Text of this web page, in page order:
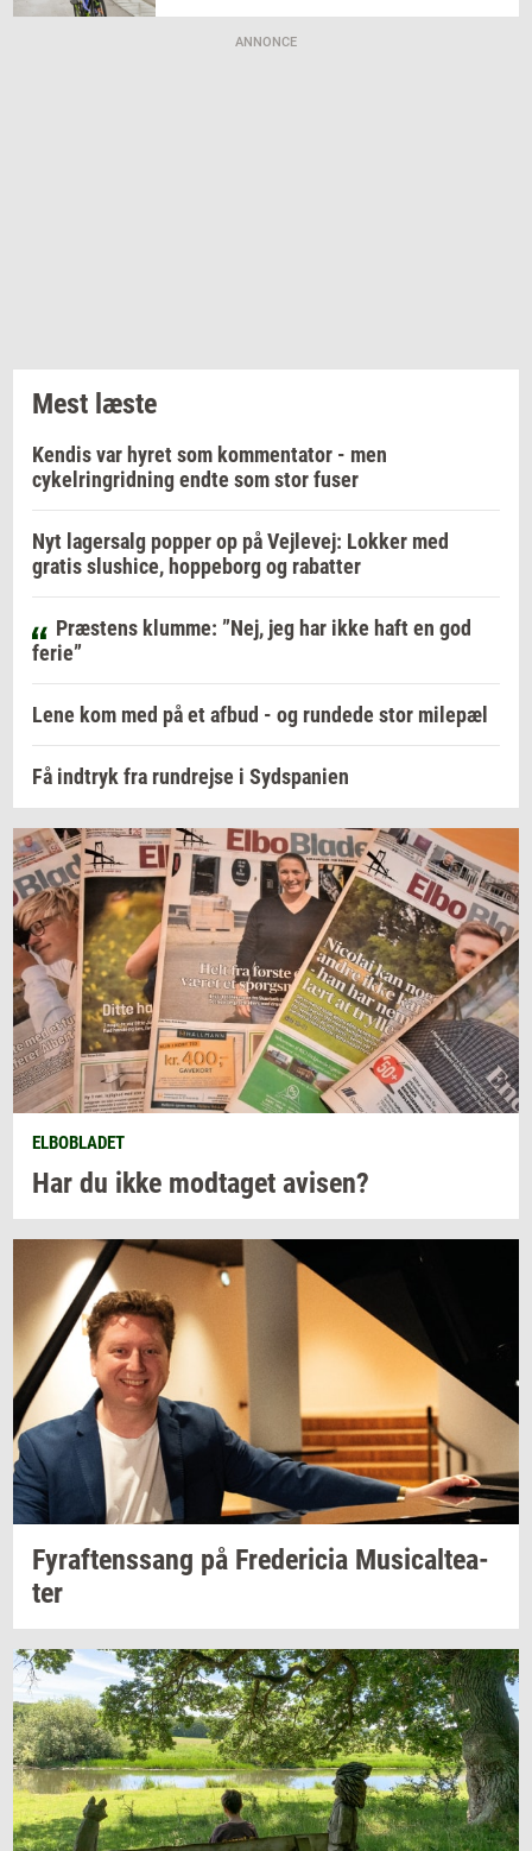
ANNONCE
Mest læste
Kendis var hyret som kommentator - men
cykelringridning endte som stor fuser
Nyt lagersalg popper op på Vejlevej: Lokker med
gratis slushice, hoppeborg og rabatter
Præstens klumme: ”Nej, jeg har ikke haft en god
ferie”
Lene kom med på et afbud - og rundede stor milepæl
Få indtryk fra rundrejse i Sydspanien
ELBOBLADET
Har du ikke mod­ta­get avi­sen?
Fyraf­tens­sang på Fre­de­ri­cia Mu­si­cal­te­a­
ter